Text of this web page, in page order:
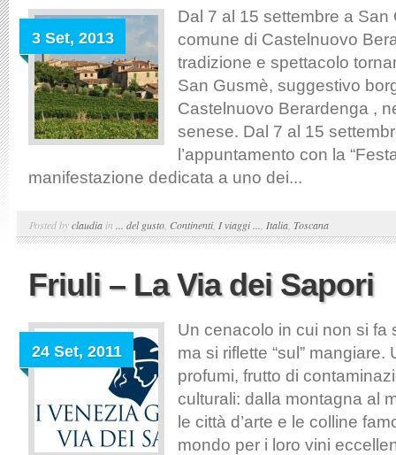
3 Set, 2013
Dal 7 al 15 settembre a San
comune di Castelnuovo
tradizione e spettacolo
San Gusmè, suggestivo
Castelnuovo Berardenga ,
senese. Dal 7 al 15
l’appuntamento con la
manifestazione dedicata a uno dei...
Posted byclaudia in ... del gusto Continenti, I viaggi ... Italia Toscana
Friuli – La Via dei Sapori
24 Set, 2011
Un cenacolo in cui non si fa
ma si riflette “sul” mangiare.
profumi, frutto di
culturali: dalla montagna al
le città d’arte e le colline
mondo per i loro vini